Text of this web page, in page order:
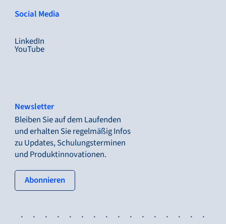
Social Media
LinkedIn
YouTube
Newsletter
Bleiben Sie auf dem Laufenden
und erhalten Sie regelmäßig Infos
zu Updates, Schulungsterminen
und Produktinnovationen.
Abonnieren: tertiary button